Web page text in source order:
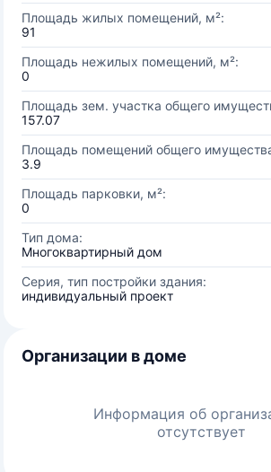
Площадь жилых помещений, м²:
91
Площадь нежилых помещений, м²:
0
Площадь зем. участка общего
157.07
Площадь помещений общего
3.9
Площадь парковки, м²:
0
Тип дома:
Многоквартирный дом
Серия, тип постройки здания:
индивидуальный проект
Организации в доме
Информация об
отсутствует